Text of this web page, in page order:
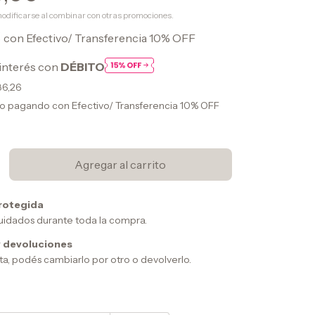
al combinar con otras promociones.
con Efectivo/ Transferencia 10% OFF
con DÉBITO
pagando con Efectivo/ Transferencia 10% OFF
durante toda la compra.
devoluciones
podés cambiarlo por otro o devolverlo.